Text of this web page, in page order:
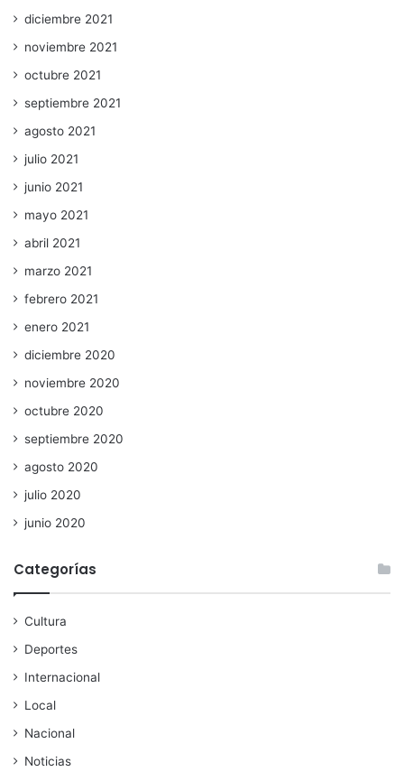
diciembre 2021
noviembre 2021
octubre 2021
septiembre 2021
agosto 2021
julio 2021
junio 2021
mayo 2021
abril 2021
marzo 2021
febrero 2021
enero 2021
diciembre 2020
noviembre 2020
octubre 2020
septiembre 2020
agosto 2020
julio 2020
junio 2020
Categorías
Cultura
Deportes
Internacional
Local
Nacional
Noticias